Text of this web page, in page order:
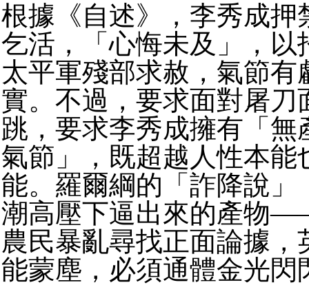
根據《自述》，李秀成押
乞活，「心悔未及」，以
太平軍殘部求赦，氣節有
實。不過，要求面對屠刀
跳，要求李秀成擁有「無
氣節」，既超越人性本能
能。羅爾綱的「詐降說」
潮高壓下逼出來的產物
農民暴亂尋找正面論據，
能蒙塵，必須通體金光閃